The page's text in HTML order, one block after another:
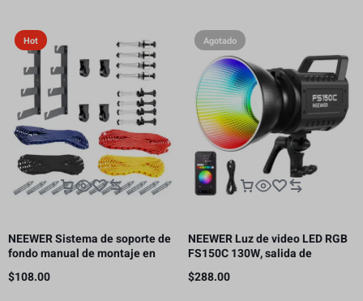
Hot
NEEWER Sistema de soporte de
fondo manual de montaje en
pared de 4 rodillos, capacidad
de carga por rodillo: 22 lb/10 kg
$108.00
Agotado
NEEWER Luz de video LED RGB
FS150C 130W, salida de
iluminación continua COB de
2500-7500K con CRI97/TLCI98
$288.00